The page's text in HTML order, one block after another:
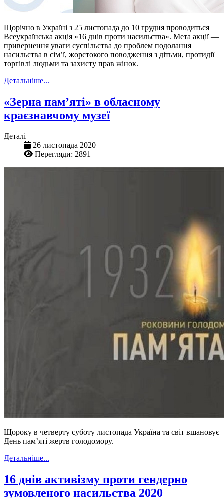
Щорічно в Україні з 25 листопада до 10 грудня проводиться
Всеукраїнська акція «16 днів проти насильства». Мета акції —
привернення уваги суспільства до проблем подолання
насильства в сім’ї, жорстокого поводження з дітьми, протидії
торгівлі людьми та захисту прав жінок.
Детальніше...
«Зерна пам’яті» в обласному
краєзнавчому музеї
Деталі
26 листопада 2020
Перегляди: 2891
Щороку в четверту суботу листопада Україна та світ вшановує
День пам’яті жертв голодомору.
Детальніше...
16 днів активізму проти гендерно
зумовленого насильства 2020